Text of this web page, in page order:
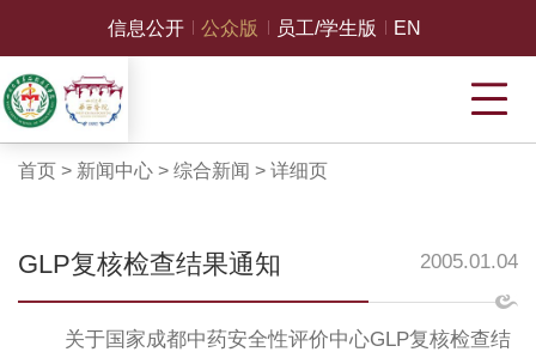
信息公开 公众版 员工/学生版 EN
首页 > 新闻中心> 综合新闻 > 详细页
GLP复核检查结果通知 2005.01.04
关于国家成都中药安全性评价中心GLP复核检查结